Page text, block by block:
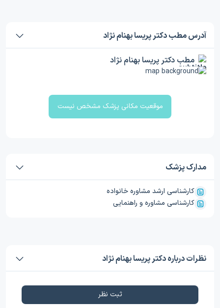
آدرس مطب دکتر پریسا بهنام نژاد
مطب دکتر پریسا بهنام نژاد
موقعیت مکانی پزشک مشخص نیست
مدارک پزشک
کارشناسی ارشد مشاوره خانواده
کارشناسی مشاوره و راهنمایی
نظرات درباره دکتر پریسا بهنام نژاد
ثبت نظر